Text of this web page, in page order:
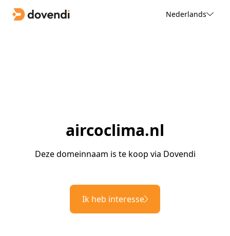
Nederlands
aircoclima.nl
Deze domeinnaam is te koop via Dovendi
Ik heb interesse